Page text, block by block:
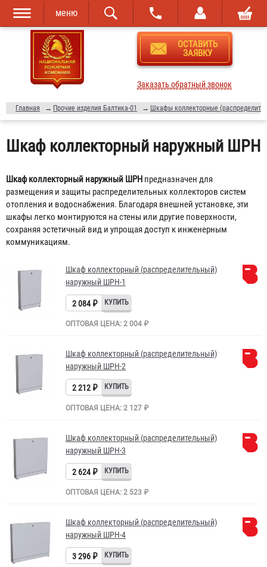
Перейти к
основному
содержанию
Skip to
navigation
меню
ОСТАВИТЬ
ЗАЯВКУ
Заказать обратный звонок
Главная → Прочие изделия Балтика-01 → Шкафы коллекторные
Шкаф коллекторный наружный ШРН
Шкаф коллекторный наружный ШРН предназначен для
размещения и защиты распределительных коллекторов систем
отопления и водоснабжения. Благодаря внешней установке, эти
шкафы легко монтируются на стены или другие поверхности,
сохраняя эстетичный вид и упрощая доступ к инженерным
коммуникациям.
Шкаф коллекторный (распределительный)
наружный ШРН-1
2 084 ₽
ОПТОВАЯ ЦЕНА: 2 004 ₽
Шкаф коллекторный (распределительный)
наружный ШРН-2
2 212 ₽
ОПТОВАЯ ЦЕНА: 2 127 ₽
Шкаф коллекторный (распределительный)
наружный ШРН-3
2 624 ₽
ОПТОВАЯ ЦЕНА: 2 523 ₽
Шкаф коллекторный (распределительный)
наружный ШРН-4
3 296 ₽